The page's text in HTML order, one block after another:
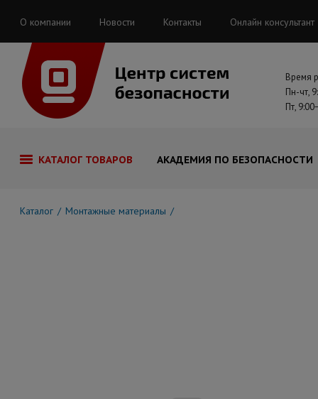
О компании Новости Контакты Онлайн консультант
Время
Пн-чт,
Пт,
КАТАЛОГ ТОВАРОВ АКАДЕМИЯ ПО БЕЗОПАСНОСТИ
Каталог Монтажные материалы